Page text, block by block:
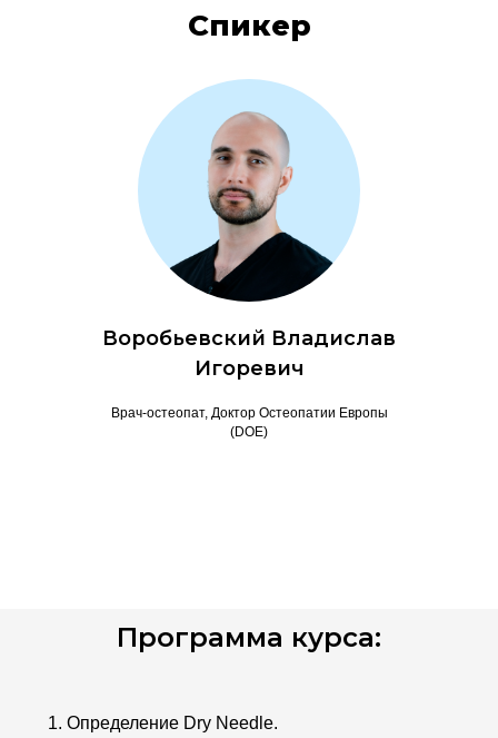
Спикер
Воробьевский Владислав
Игоревич
Врач-остеопат, Доктор Остеопатии Европы
(DOE)
Программа курса:
Определение Dry Needle.